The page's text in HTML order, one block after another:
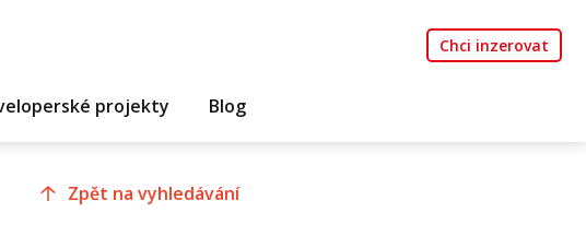
Chci inzerovat
projekty Blog
Zpět na vyhledávání